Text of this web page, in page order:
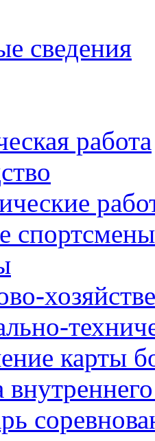
сведения
работа
спортсмены
карты